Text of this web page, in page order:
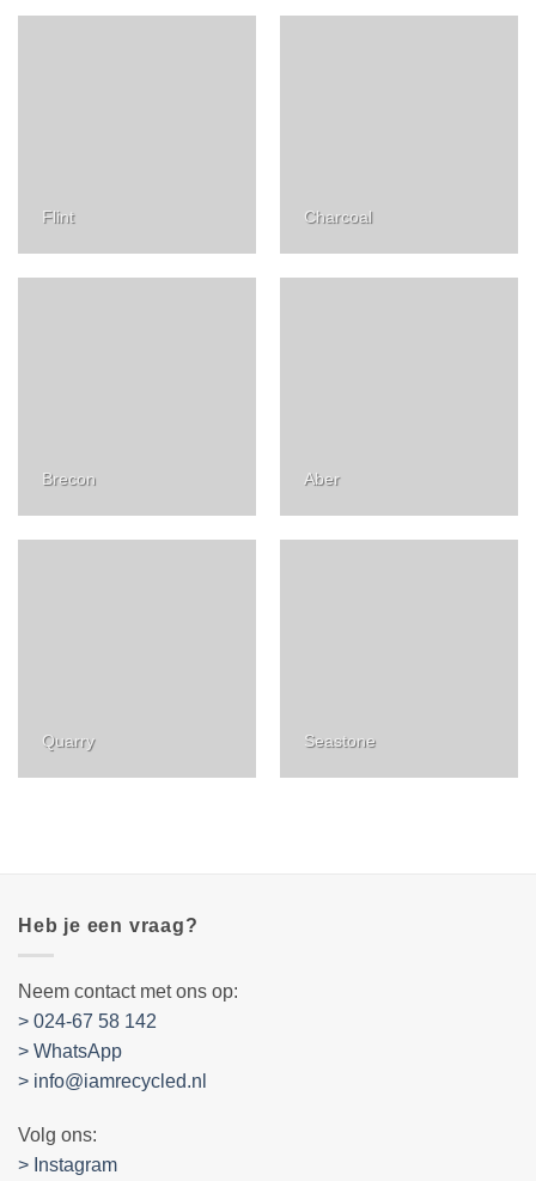
Flint Charcoal
Brecon Aber
Quarry Seastone
Heb je een vraag?
Neem contact met ons op:
> 024-67 58 142
> WhatsApp
> info@iamrecycled.nl
Volg ons:
> Instagram